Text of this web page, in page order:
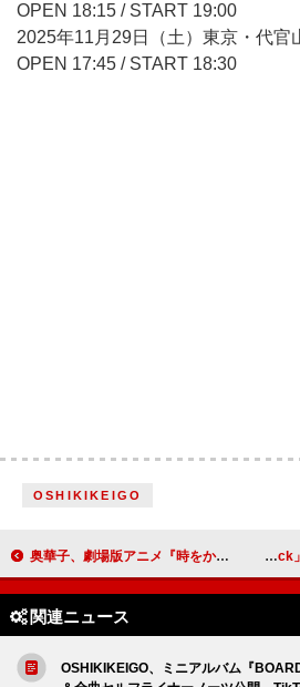
OPEN 18:15 / START 19:00
2025年11月29日（土）東京・代官
OPEN 17:45 / START 18:30
OSHIKIKEIGO
奥華子、劇場版アニメ『時をかける少女』主題歌「ガーネット」をピアノ弾き語りスタイルで披露＜THE FIRST TAKE＞ SKY-
関連ニュース
OSHIKIKEIGO、ミニアルバム『